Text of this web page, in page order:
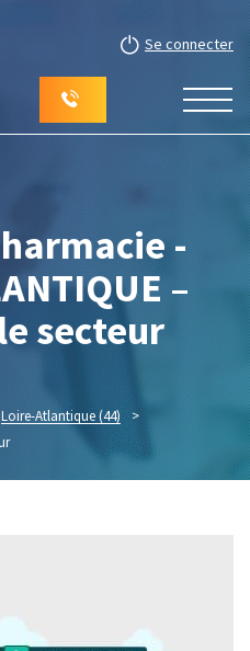
Se connecter
-
–
secteur
Loire-Atlantique (44)
>